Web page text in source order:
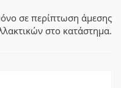
σε περίπτωση άμεσης
στο κατάστημα.